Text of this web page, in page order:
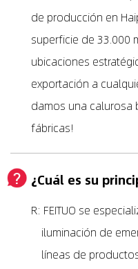
de producción en
superficie de 33.000
ubicaciones
exportación a
damos una calurosa
fábricas!
¿Cuál es su
R: FEITUO se
iluminación de
líneas de